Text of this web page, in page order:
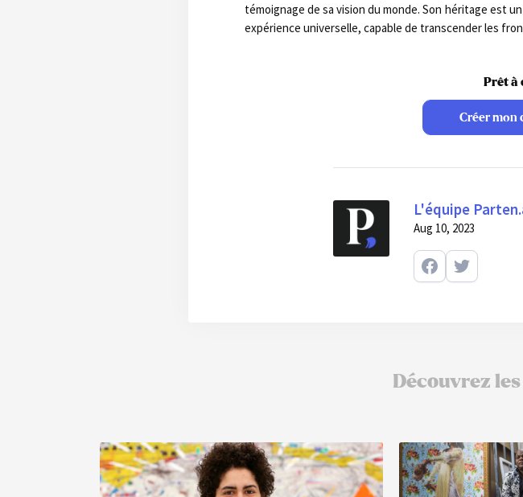
témoignage de sa vision du monde. Son héritage est
expérience universelle, capable de transcender les
Prêt à
Créer mon
L'équipe
Aug 10, 2023
Découvrez